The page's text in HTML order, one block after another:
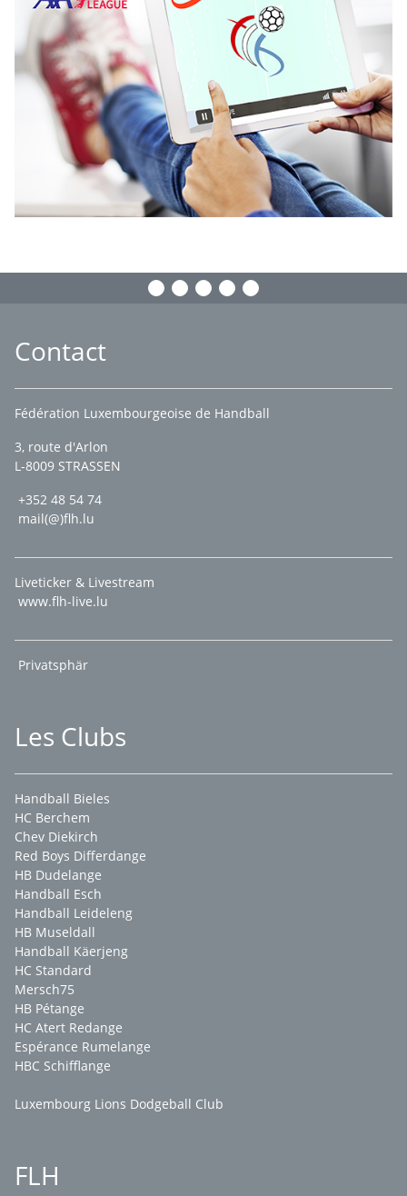
Contact
Fédération Luxembourgeoise de Handball
3, route d'Arlon
L-8009 STRASSEN
+352 48 54 74
mail(@)flh.lu
Liveticker & Livestream
www.flh-live.lu
Privatsphär
Les Clubs
Handball Bieles
HC Berchem
Chev Diekirch
Red Boys Differdange
HB Dudelange
Handball Esch
Handball Leideleng
HB Museldall
Handball Käerjeng
HC Standard
Mersch75
HB Pétange
HC Atert Redange
Espérance Rumelange
HBC Schifflange
Luxembourg Lions Dodgeball Club
FLH